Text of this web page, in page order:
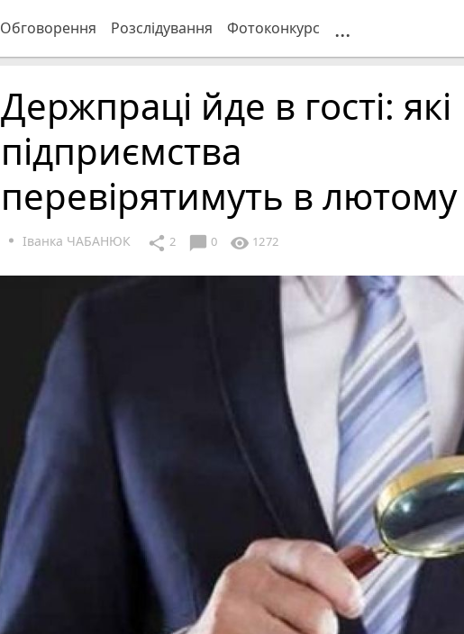
Обговорення Розслідування Фотоконкурс ...
Держпраці йде в гості: які
підприємства
перевірятимуть в лютому
Іванка ЧАБАНЮК share 2 chat_bubble 0 visibility 1272